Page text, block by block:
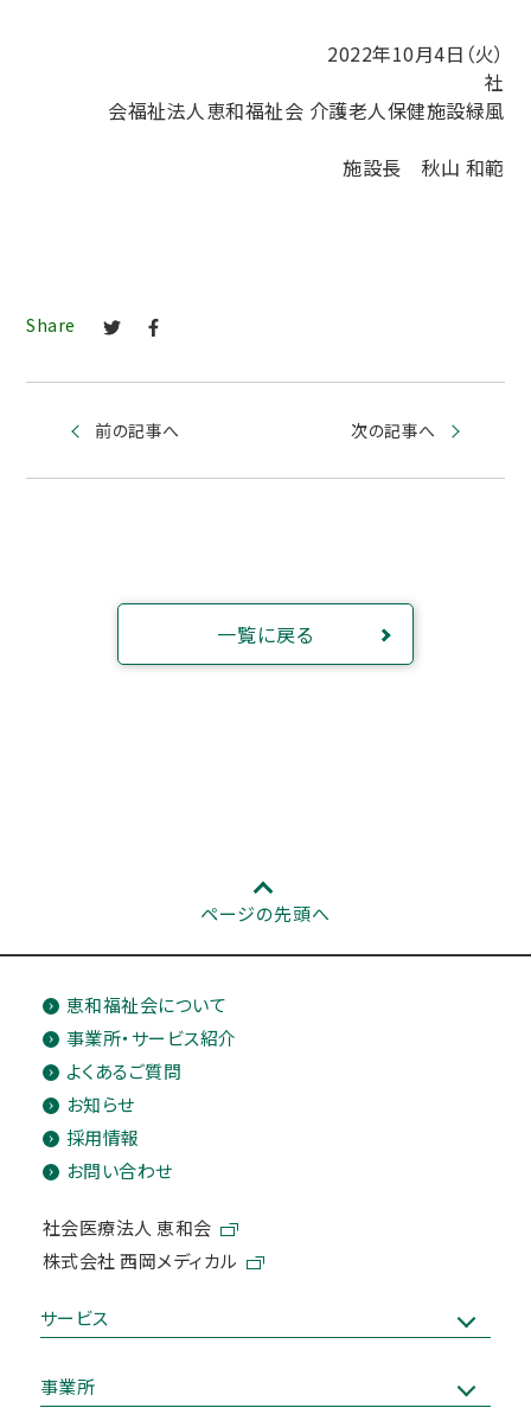
2022年10月4日（火）
社
会福祉法人恵和福祉会 介護老人保健施設緑風
施設長 秋山 和範
Share
前の記事へ 次の記事へ
一覧に戻る
ページの先頭へ
恵和福祉会について
事業所・サービス紹介
よくあるご質問
お知らせ
採用情報
お問い合わせ
社会医療法人 恵和会
株式会社 西岡メディカル
サービス
事業所